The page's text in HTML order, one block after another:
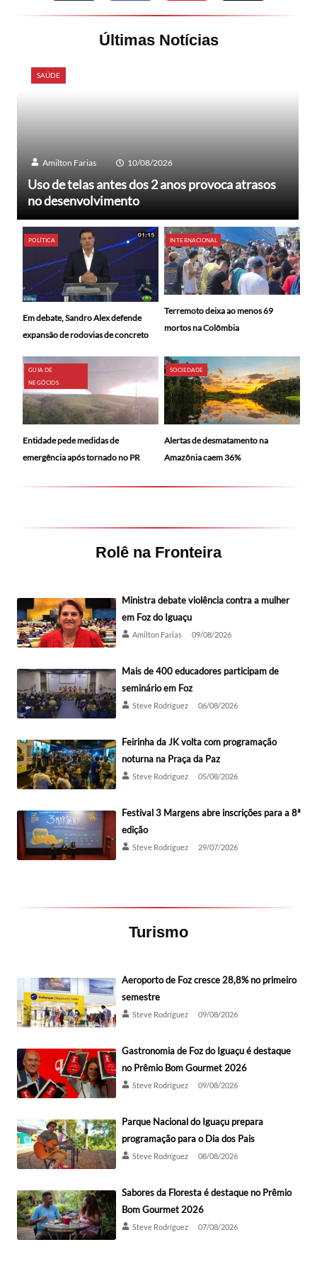
Últimas Notícias
SAÚDE
Amilton Farias 10/08/2026
Uso de telas antes dos 2 anos provoca atrasos
no desenvolvimento
POLÍTICA
Em debate, Sandro Alex defende
expansão de rodovias de concreto
INTERNACIONAL
Terremoto deixa ao menos 69
mortos na Colômbia
GUIA DE
NEGÓCIOS
Entidade pede medidas de
emergência após tornado no PR
SOCIEDADE
Alertas de desmatamento na
Amazônia caem 36%
Rolê na Fronteira
Ministra debate violência contra a mulher
em Foz do Iguaçu
Amilton Farias 09/08/2026
Mais de 400 educadores participam de
seminário em Foz
Steve Rodríguez 06/08/2026
Feirinha da JK volta com programação
noturna na Praça da Paz
Steve Rodríguez 05/08/2026
Festival 3 Margens abre inscrições para a 8ª
edição
Steve Rodríguez 29/07/2026
Turismo
Aeroporto de Foz cresce 28,8% no primeiro
semestre
Steve Rodríguez 09/08/2026
Gastronomia de Foz do Iguaçu é destaque
no Prêmio Bom Gourmet 2026
Steve Rodríguez 09/08/2026
Parque Nacional do Iguaçu prepara
programação para o Dia dos Pais
Steve Rodríguez 08/08/2026
Sabores da Floresta é destaque no Prêmio
Bom Gourmet 2026
Steve Rodríguez 07/08/2026